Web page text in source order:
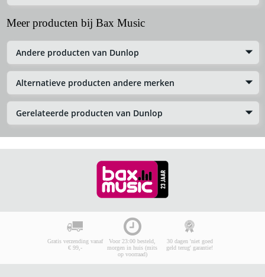
Meer producten bij Bax Music
Andere producten van Dunlop
Alternatieve producten andere merken
Gerelateerde producten van Dunlop
Gratis verzending vanaf
€ 99,-
Voor 23:00 besteld,
morgen in huis (mits
op voorraad)
30 dagen 'niet goed
geld terug' garantie!